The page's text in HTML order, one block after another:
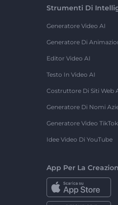
Strumenti Di
Generatore Video AI
Generatore Di
Editor Video AI
Testo In Video AI
Costruttore Di Siti Web
Generatore Di Nomi
Generatore Video
Idee Video Di YouTube
App Per La